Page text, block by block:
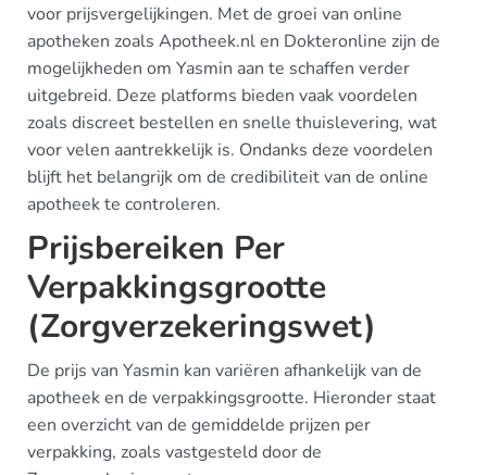
voor prijsvergelijkingen. Met de groei van online
apotheken zoals Apotheek.nl en Dokteronline zijn de
mogelijkheden om Yasmin aan te schaffen verder
uitgebreid. Deze platforms bieden vaak voordelen
zoals discreet bestellen en snelle thuislevering, wat
voor velen aantrekkelijk is. Ondanks deze voordelen
blijft het belangrijk om de credibiliteit van de online
apotheek te controleren.
Prijsbereiken Per
Verpakkingsgrootte
(Zorgverzekeringswet)
De prijs van Yasmin kan variëren afhankelijk van de
apotheek en de verpakkingsgrootte. Hieronder staat
een overzicht van de gemiddelde prijzen per
verpakking, zoals vastgesteld door de